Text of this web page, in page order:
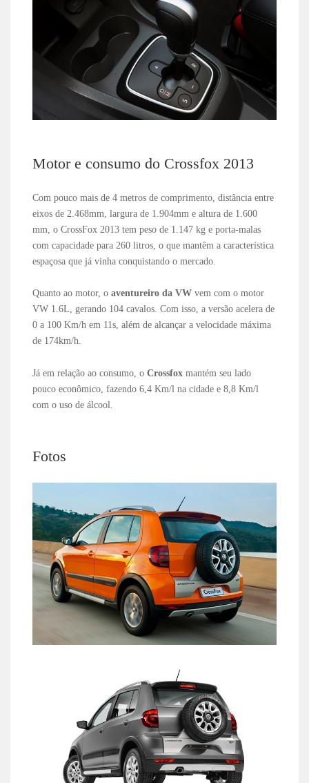
Motor e consumo do Crossfox 2013
Com pouco mais de 4 metros de comprimento, distância entre
eixos de 2.468mm, largura de 1.904mm e altura de 1.600
mm, o CrossFox 2013 tem peso de 1.147 kg e porta-malas
com capacidade para 260 litros, o que mantêm a característica
espaçosa que já vinha conquistando o mercado.
Quanto ao motor, oaventureiro da VW vem com o motor
VW 1.6L, gerando 104 cavalos. Com isso, a versão acelera de
0 a 100 Km/h em 11s, além de alcançar a velocidade máxima
de 174km/h.
Já em relação ao consumo, o Crossfox mantém seu lado
pouco econômico, fazendo 6,4 Km/l na cidade e 8,8 Km/l
com o uso de álcool.
Fotos